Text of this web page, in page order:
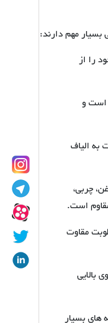
:
را از
است و
به الیاف
چربی،
است.
مقاوت
بالایی
های بسیار